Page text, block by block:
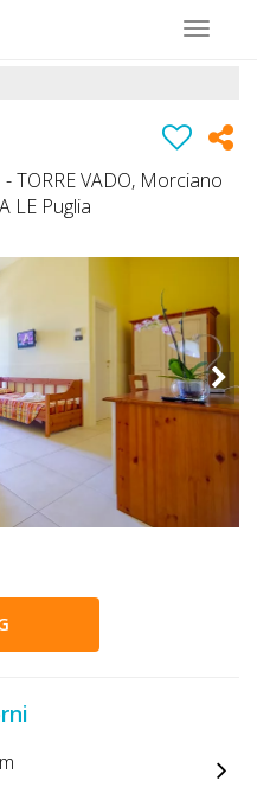
Toggle
TORRE VADO, Morciano
LE Puglia